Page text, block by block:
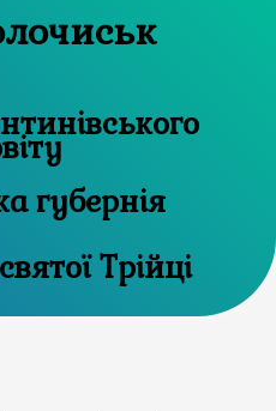
губернія
Трійці